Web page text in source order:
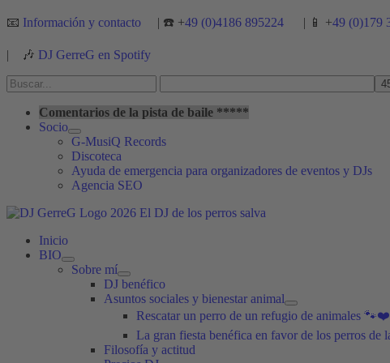
Ir
contenido
📧 Información y contacto | ☎️ +49 (0)4186 895224 | 📱 +49 (0)179
| 🎶 DJ GerreG en Spotify
Buscar
por:
Comentarios de la pista de baile *****
Socio
G-MusiQ Records
Discoteca
Ayuda de emergencia para organizadores de eventos y DJs
Agencia SEO
Inicio
BIO
Sobre mí
DJ benéfico
Asuntos sociales y bienestar animal
Rescatar un perro de un refugio de animales 🐾❤️
La gran fiesta benéfica en favor de los perros de
Filosofía y actitud